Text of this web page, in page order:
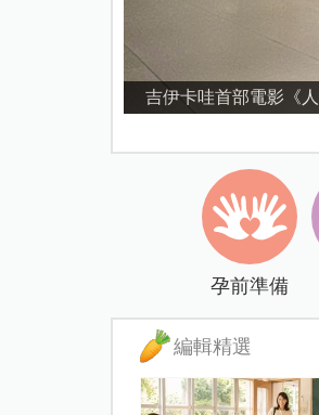
資優教育15問！師鐸
孕前準備
編輯精選